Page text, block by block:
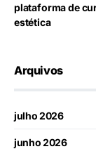
plataforma de
estética
Arquivos
julho 2026
junho 2026